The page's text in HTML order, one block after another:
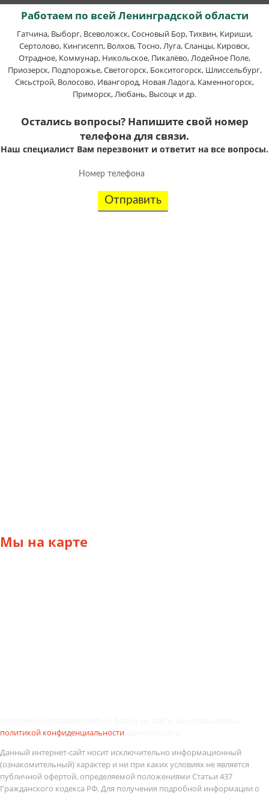
Работаем по всей Ленинградской области
Гатчина, Выборг, Всеволожск, Сосновый Бор, Тихвин, Кириши,
Сертолово, Кингисепп, Волхов, Тосно, Луга, Сланцы, Кировск,
Отрадное, Коммунар, Никольское, Пикалёво, Лодейное Поле,
Приозерск, Подпорожье, Светогорск, Бокситогорск, Шлиссельбург,
Сясьстрой, Волосово, Ивангород, Новая Ладога, Каменногорск,
Приморск, Любань, Высоцк и др.
Остались вопросы? Напишите свой номер
телефона для связи.
Наш специалист Вам перезвонит и ответит на все вопросы.
Отправить
Мы на карте
политикой конфиденциальности
Данный интернет-сайт носит исключительно информационный
(ознакомительный) характер и ни при каких условиях не является
публичной офертой, определяемой положениями Статьи 437
Гражданского кодекса РФ. Для получения подробной информации о